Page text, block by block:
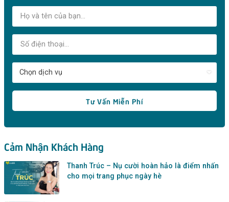
Tư Vấn Miễn Phí
Cảm Nhận Khách Hàng
Thanh Trúc – Nụ cười hoàn hảo là điểm nhấn
cho mọi trang phục ngày hè